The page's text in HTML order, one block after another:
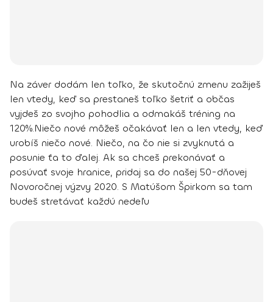
Na záver dodám len toľko, že skutočnú zmenu zažiješ
len vtedy, keď sa prestaneš toľko šetriť a občas
vyjdeš zo svojho pohodlia a odmakáš tréning na
120%.Niečo nové môžeš očakávať len a len vtedy, keď
urobíš niečo nové. Niečo, na čo nie si zvyknutá a
posunie ťa to ďalej. Ak sa chceš prekonávať a
posúvať svoje hranice, pridaj sa do našej 50-dňovej
Novoročnej výzvy 2020. S Matúšom Špirkom sa tam
budeš stretávať každú nedeľu